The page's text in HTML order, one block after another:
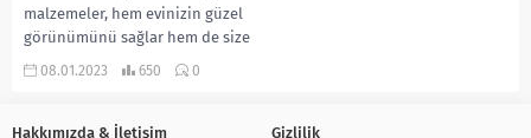
malzemeler, hem evinizin güzel
görünümünü sağlar hem de size
doğal bir ortam yaratır. Doğal
08.01.2023 650 0
Hakkımızda & İletişim Gizlilik